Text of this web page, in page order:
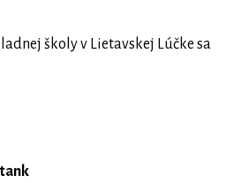
školy v Lietavskej Lúčke sa